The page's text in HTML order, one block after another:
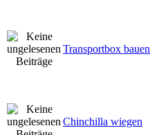
Transportbox bauen
Chinchilla wiegen